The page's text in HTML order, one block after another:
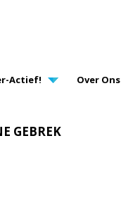
Actief! Over Ons
GEBREK